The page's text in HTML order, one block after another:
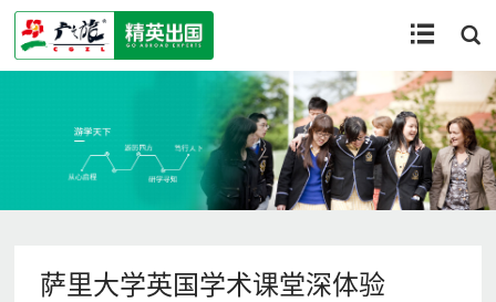
 
萨里大学英国学术课堂深体验